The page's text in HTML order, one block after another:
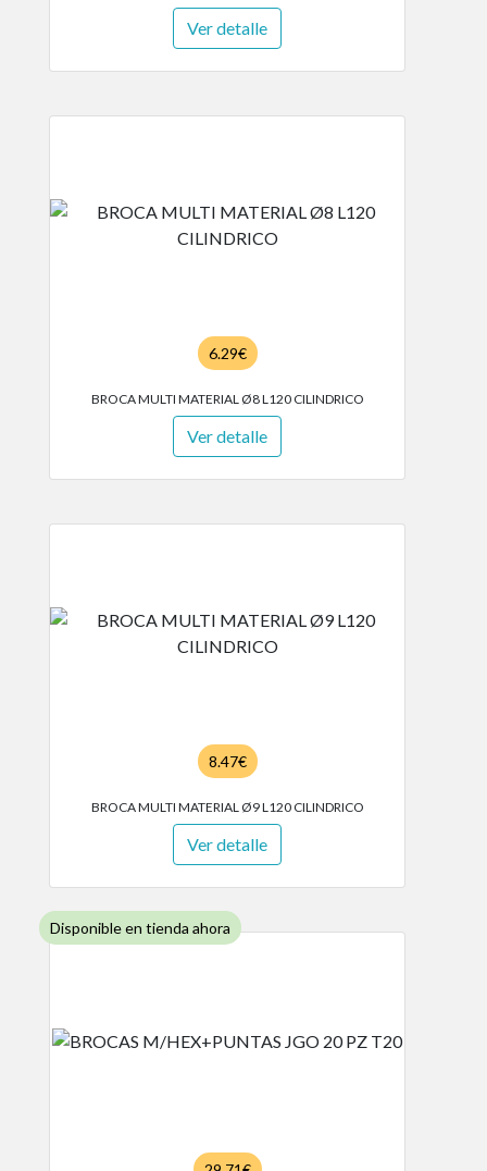
Ver detalle
6.29€
BROCA MULTI MATERIAL Ø8 L120 CILINDRICO
Ver detalle
8.47€
BROCA MULTI MATERIAL Ø9 L120 CILINDRICO
Ver detalle
Disponible en tienda ahora